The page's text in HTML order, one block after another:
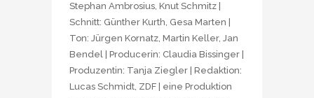
Stephan Ambrosius, Knut Schmitz |
Schnitt: Günther Kurth, Gesa Marten |
Ton: Jürgen Kornatz, Martin Keller, Jan
Bendel | Producerin: Claudia Bissinger |
Produzentin: Tanja Ziegler | Redaktion:
Lucas Schmidt, ZDF | eine Produktion